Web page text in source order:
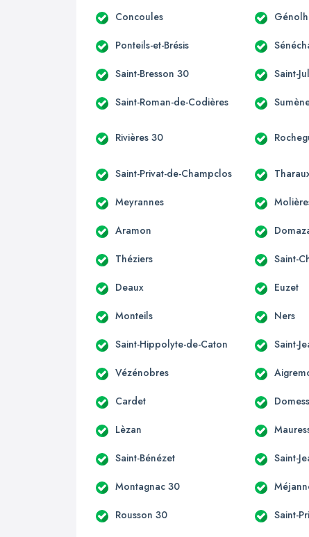
Concoules
Ponteils-et-Brésis
Saint-Bresson 30 Saint-
Saint-Roman-de-Codières
Rivières 30
Saint-Privat-de-Champclos
Meyrannes
Aramon
Théziers Saint-
Deaux Euzet
Monteils Ners
Saint-Hippolyte-de-Caton Saint-
Vézénobres
Cardet
Lèzan
Saint-Bénézet Saint-
Montagnac 30
Rousson 30 Saint-